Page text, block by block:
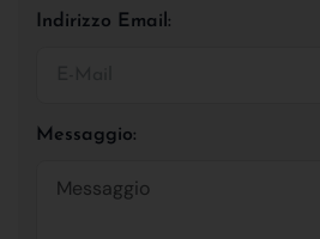
Indirizzo Email:
Messaggio: